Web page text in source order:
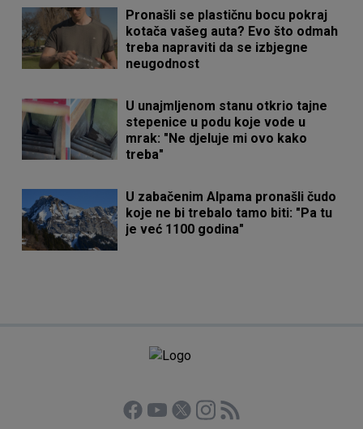
Pronašli se plastičnu bocu pokraj
kotača vašeg auta? Evo što odmah
treba napraviti da se izbjegne
neugodnost
U unajmljenom stanu otkrio tajne
stepenice u podu koje vode u
mrak: "Ne djeluje mi ovo kako
treba"
U zabačenim Alpama pronašli čudo
koje ne bi trebalo tamo biti: "Pa tu
je već 1100 godina"